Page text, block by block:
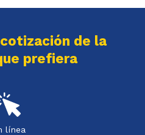
de la
prefiera
línea